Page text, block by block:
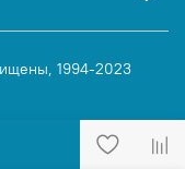
1994-2023